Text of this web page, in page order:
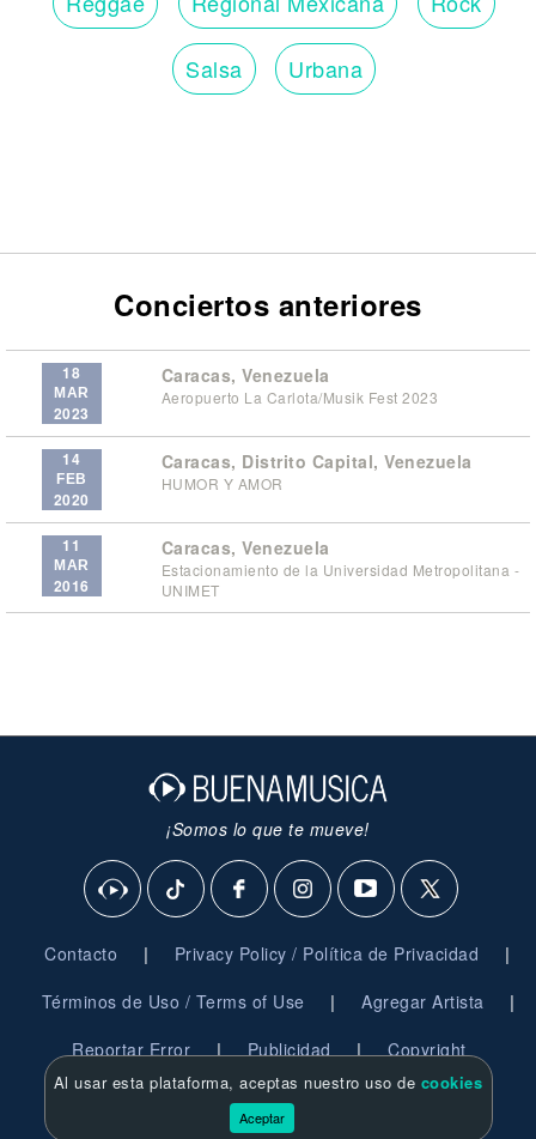
Salsa Urbana
Conciertos anteriores
18
MAR
2023
Caracas, Venezuela
Aeropuerto La Carlota/Musik Fest 2023
14
FEB
2020
Caracas, Distrito Capital, Venezuela
HUMOR Y AMOR
11
MAR
2016
Caracas, Venezuela
Estacionamiento de la Universidad Metropolitana -
UNIMET
¡Somos lo que te mueve!
Contacto | Privacy Policy / Política de Privacidad |
Términos de Uso / Terms of Use | Agregar Artista |
Reportar Error | Publicidad | Copyright
© 2026 BuenaMusica.com - Derechos Reservados
Al usar esta plataforma, aceptas nuestro uso de cookies
Aceptar